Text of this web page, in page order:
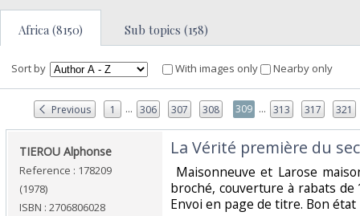
Africa (8150) Sub topics (158)
Sort by With images only Nearby only
Previous 1 ... 306 307 308 309 ... 313 317 321
‎TIEROU Alphonse ‎
Reference : 178209
(1978)
ISBN : 2706806028
‎La Vérité première du
Maisonneuve et Larose
broché, couverture à rabats
Envoi en page de titre. Bon état‎